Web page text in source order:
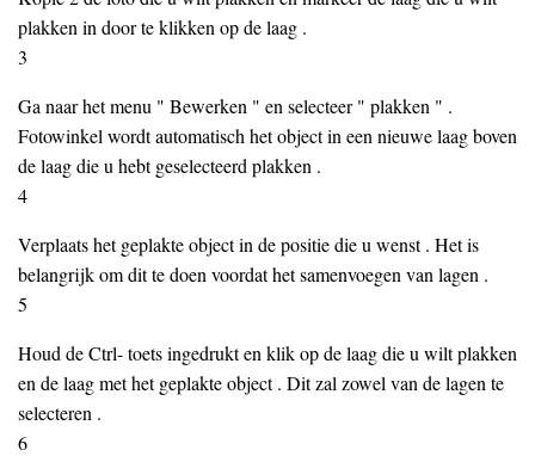
plakken in door te klikken op de laag .
3
Ga naar het menu " Bewerken " en selecteer " plakken " .
Fotowinkel wordt automatisch het object in een nieuwe laag boven
de laag die u hebt geselecteerd plakken .
4
Verplaats het geplakte object in de positie die u wenst . Het is
belangrijk om dit te doen voordat het samenvoegen van lagen .
5
Houd de Ctrl- toets ingedrukt en klik op de laag die u wilt plakken
en de laag met het geplakte object . Dit zal zowel van de lagen te
selecteren .
6